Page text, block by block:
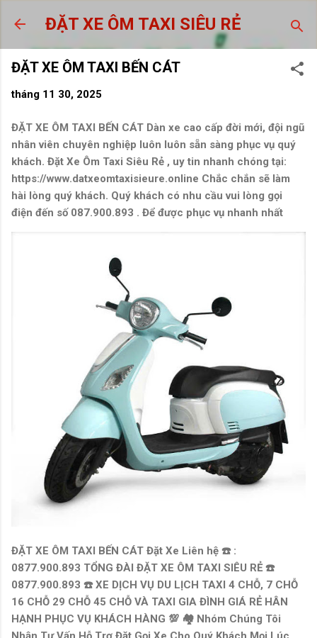
Chuyển đến nội dung chính
ĐẶT XE ÔM TAXI SIÊU RẺ
ĐẶT XE ÔM TAXI BẾN CÁT
tháng 11 30, 2025
ĐẶT XE ÔM TAXI BẾN CÁT Dàn xe cao cấp đời mới, đội ngũ
nhân viên chuyên nghiệp luôn luôn sẵn sàng phục vụ quý
khách. Đặt Xe Ôm Taxi Siêu Rẻ , uy tin nhanh chóng tại:
https://www.datxeomtaxisieure.online Chắc chắn sẽ làm
hài lòng quý khách. Quý khách có nhu cầu vui lòng gọi
điện đến số 087.900.893 . Để được phục vụ nhanh nhất
ĐẶT XE ÔM TAXI BẾN CÁT Đặt Xe Liên hệ ☎️ :
0877.900.893 TỔNG ĐÀI ĐẶT XE ÔM TAXI SIÊU RẺ ☎️
0877.900.893 ☎️ XE DỊCH VỤ DU LỊCH TAXI 4 CHỖ, 7 CHỖ
16 CHỖ 29 CHỖ 45 CHỖ VÀ TAXI GIA ĐÌNH GIÁ RẺ HÂN
HẠNH PHỤC VỤ KHÁCH HÀNG 💯 🏘 Nhóm Chúng Tôi